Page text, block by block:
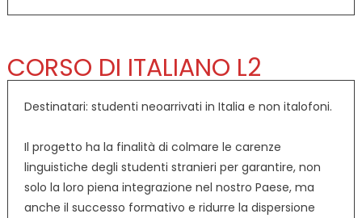
CORSO DI ITALIANO L2
Destinatari: studenti neoarrivati in Italia e non italofoni.
Il progetto ha la finalità di colmare le carenze
linguistiche degli studenti stranieri per garantire, non
solo la loro piena integrazione nel nostro Paese, ma
anche il successo formativo e ridurre la dispersione